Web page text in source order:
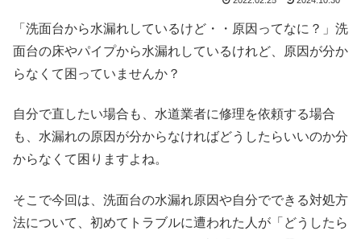
「洗面台から水漏れしているけど・・原因ってなに？」洗
面台の床やパイプから水漏れしているけれど、原因が分か
らなくて困っていませんか？
自分で直したい場合も、水道業者に修理を依頼する場合
も、水漏れの原因が分からなければどうしたらいいのか分
からなくて困りますよね。
そこで今回は、洗面台の水漏れ原因や自分でできる対処方
法について、初めてトラブルに遭われた人が「どうしたら